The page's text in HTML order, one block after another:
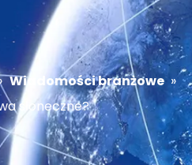
Wiadomości branżowe »
słoneczne?